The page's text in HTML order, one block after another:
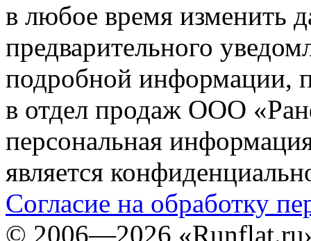
в любое время изменить
предварительного
подробной информации,
в отдел продаж ООО
персональная
является
Согласие на обработку
© 2006—2026